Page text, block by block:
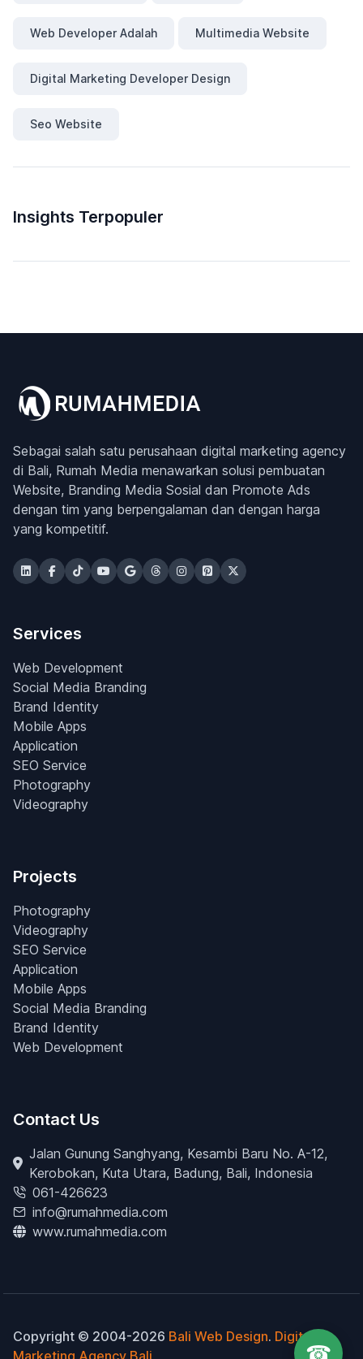
Web Developer Adalah Multimedia Website
Digital Marketing Developer Design
Seo Website
Insights Terpopuler
Sebagai salah satu perusahaan digital marketing agency
di Bali, Rumah Media menawarkan solusi pembuatan
Website, Branding Media Sosial dan Promote Ads
dengan tim yang berpengalaman dan dengan harga
yang kompetitif.
Services
Web Development
Social Media Branding
Brand Identity
Mobile Apps
Application
SEO Service
Photography
Videography
Projects
Photography
Videography
SEO Service
Application
Mobile Apps
Social Media Branding
Brand Identity
Web Development
Contact Us
Jalan Gunung Sanghyang, Kesambi Baru No. A-12,
Kerobokan, Kuta Utara, Badung, Bali, Indonesia
061-426623
info@rumahmedia.com
www.rumahmedia.com
Copyright © 2004-2026 Bali Web Design. Digital
Marketing Agency Bali
☎